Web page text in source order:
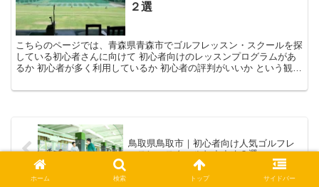
２選
こちらのページでは、青森県青森市でゴルフレッスン・スクールを探
している初心者さんに向けて 初心者向けのレッスンプログラムがあ
るか 初心者が多く利用しているか 初心者の評判がいいか という観点
鳥取県鳥取市｜初心者向け人気ゴルフレ
ッスン・スクールおすすめ３選
ホーム 検索 トップ サイドバー